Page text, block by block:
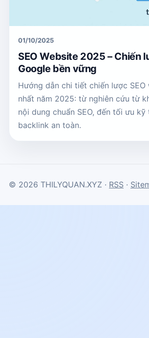
01/10/2025
SEO Website 2025 – Chiến
Google bền vững
Hướng dẫn chi tiết chiến lược SEO
nhất năm 2025: từ nghiên cứu từ
nội dung chuẩn SEO, đến tối ưu kỹ
backlink an toàn.
© 2026 THILYQUAN.XYZ · RSS ·